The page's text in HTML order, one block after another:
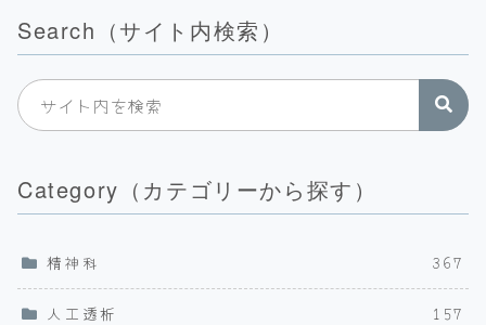
Search（サイト内検索）
Category（カテゴリーから探す）
精神科 367
人工透析 157